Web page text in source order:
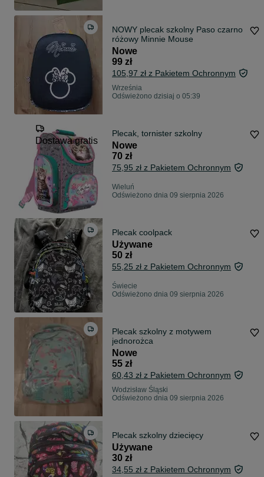
NOWY plecak szkolny Paso czarno
różowy Minnie Mouse
Nowe
99 zł
105,97 zł z Pakietem Ochronnym
Września
Odświeżono dzisiaj o 05:39
Dostawa gratis
Plecak, tornister szkolny
Nowe
70 zł
75,95 zł z Pakietem Ochronnym
Wieluń
Odświeżono dnia 09 sierpnia 2026
Plecak coolpack
Używane
50 zł
55,25 zł z Pakietem Ochronnym
Świecie
Odświeżono dnia 09 sierpnia 2026
Plecak szkolny z motywem
jednorożca
Nowe
55 zł
60,43 zł z Pakietem Ochronnym
Wodzisław Śląski
Odświeżono dnia 09 sierpnia 2026
Plecak szkolny dziecięcy
Używane
30 zł
34,55 zł z Pakietem Ochronnym